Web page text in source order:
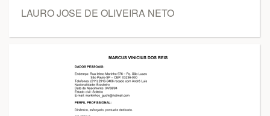
LAURO JOSE DE OLIVEIRA NETO